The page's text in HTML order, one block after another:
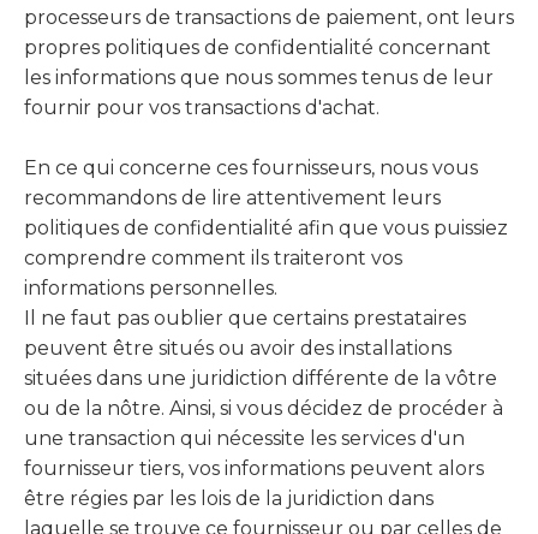
processeurs de transactions de paiement, ont leurs
propres politiques de confidentialité concernant
les informations que nous sommes tenus de leur
fournir pour vos transactions d'achat.
En ce qui concerne ces fournisseurs, nous vous
recommandons de lire attentivement leurs
politiques de confidentialité afin que vous puissiez
comprendre comment ils traiteront vos
informations personnelles.
Il ne faut pas oublier que certains prestataires
peuvent être situés ou avoir des installations
situées dans une juridiction différente de la vôtre
ou de la nôtre. Ainsi, si vous décidez de procéder à
une transaction qui nécessite les services d'un
fournisseur tiers, vos informations peuvent alors
être régies par les lois de la juridiction dans
laquelle se trouve ce fournisseur ou par celles de